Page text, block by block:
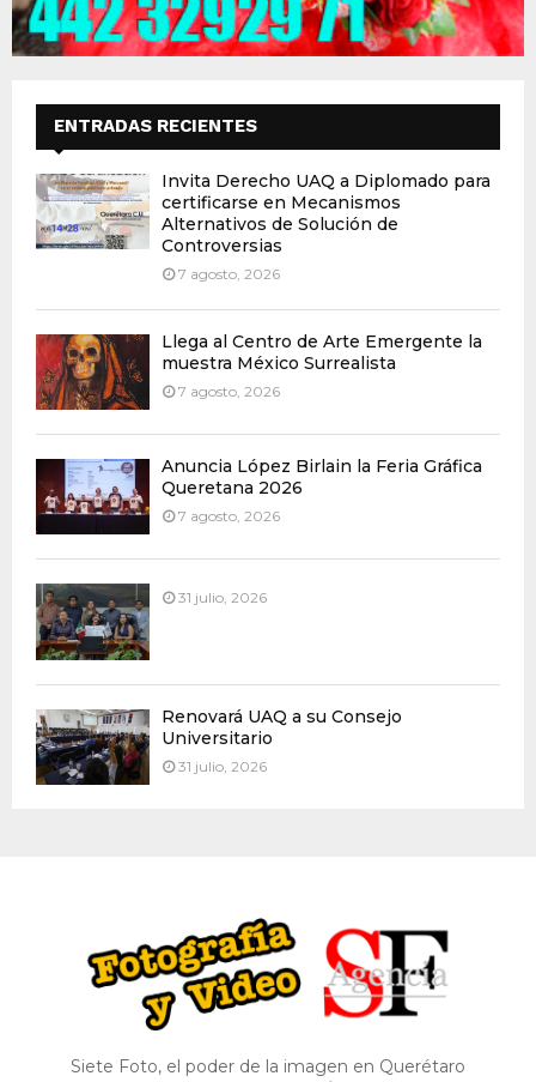
ENTRADAS RECIENTES
Invita Derecho UAQ a Diplomado para
certificarse en Mecanismos
Alternativos de Solución de
Controversias
7 agosto, 2026
Llega al Centro de Arte Emergente la
muestra México Surrealista
7 agosto, 2026
Anuncia López Birlain la Feria Gráfica
Queretana 2026
7 agosto, 2026
31 julio, 2026
Renovará UAQ a su Consejo
Universitario
31 julio, 2026
Siete Foto, el poder de la imagen en Querétaro